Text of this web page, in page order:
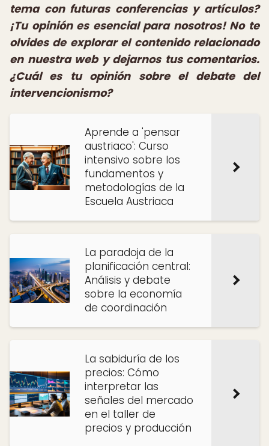
tema con futuras conferencias y artículos?
¡Tu opinión es esencial para nosotros! No te
olvides de explorar el contenido relacionado
en nuestra web y dejarnos tus comentarios.
¿Cuál es tu opinión sobre el debate del
intervencionismo?
Aprende a 'pensar
austriaco': Curso
intensivo sobre los
fundamentos y
metodologías de la
Escuela Austriaca
La paradoja de la
planificación central:
Análisis y debate
sobre la economía
de coordinación
La sabiduría de los
precios: Cómo
interpretar las
señales del mercado
en el taller de
precios y producción